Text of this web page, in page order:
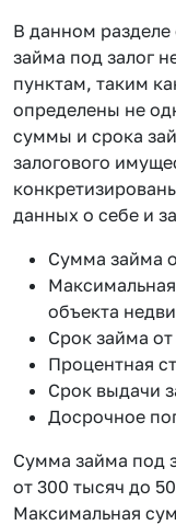
В данном
займа под залог
пунктам, таким
определены не
суммы и срока
залогового
данных о себе и
Сумма займа
объекта
Срок займа
Процентная
Срок выдачи
Досрочное
Сумма займа под
от 300 тысяч до
Максимальная